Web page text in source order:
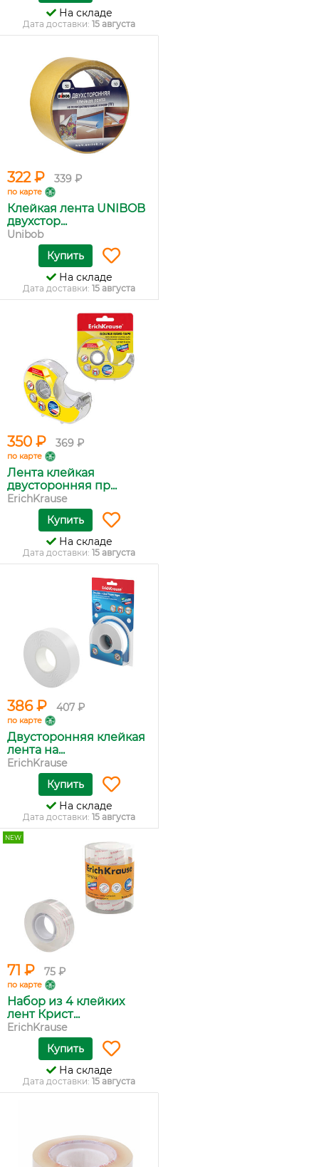
На складе
Дата доставки: 15 августа
322 ₽ 339 ₽
по карте
Клейкая лента UNIBOB
двухстор...
Unibob
Купить
На складе
Дата доставки: 15 августа
350 ₽ 369 ₽
по карте
Лента клейкая
двусторонняя пр...
ErichKrause
Купить
На складе
Дата доставки: 15 августа
386 ₽ 407 ₽
по карте
Двусторонняя клейкая
лента на...
ErichKrause
Купить
На складе
Дата доставки: 15 августа
NEW
71 ₽ 75 ₽
по карте
Набор из 4 клейких
лент Крист...
ErichKrause
Купить
На складе
Дата доставки: 15 августа